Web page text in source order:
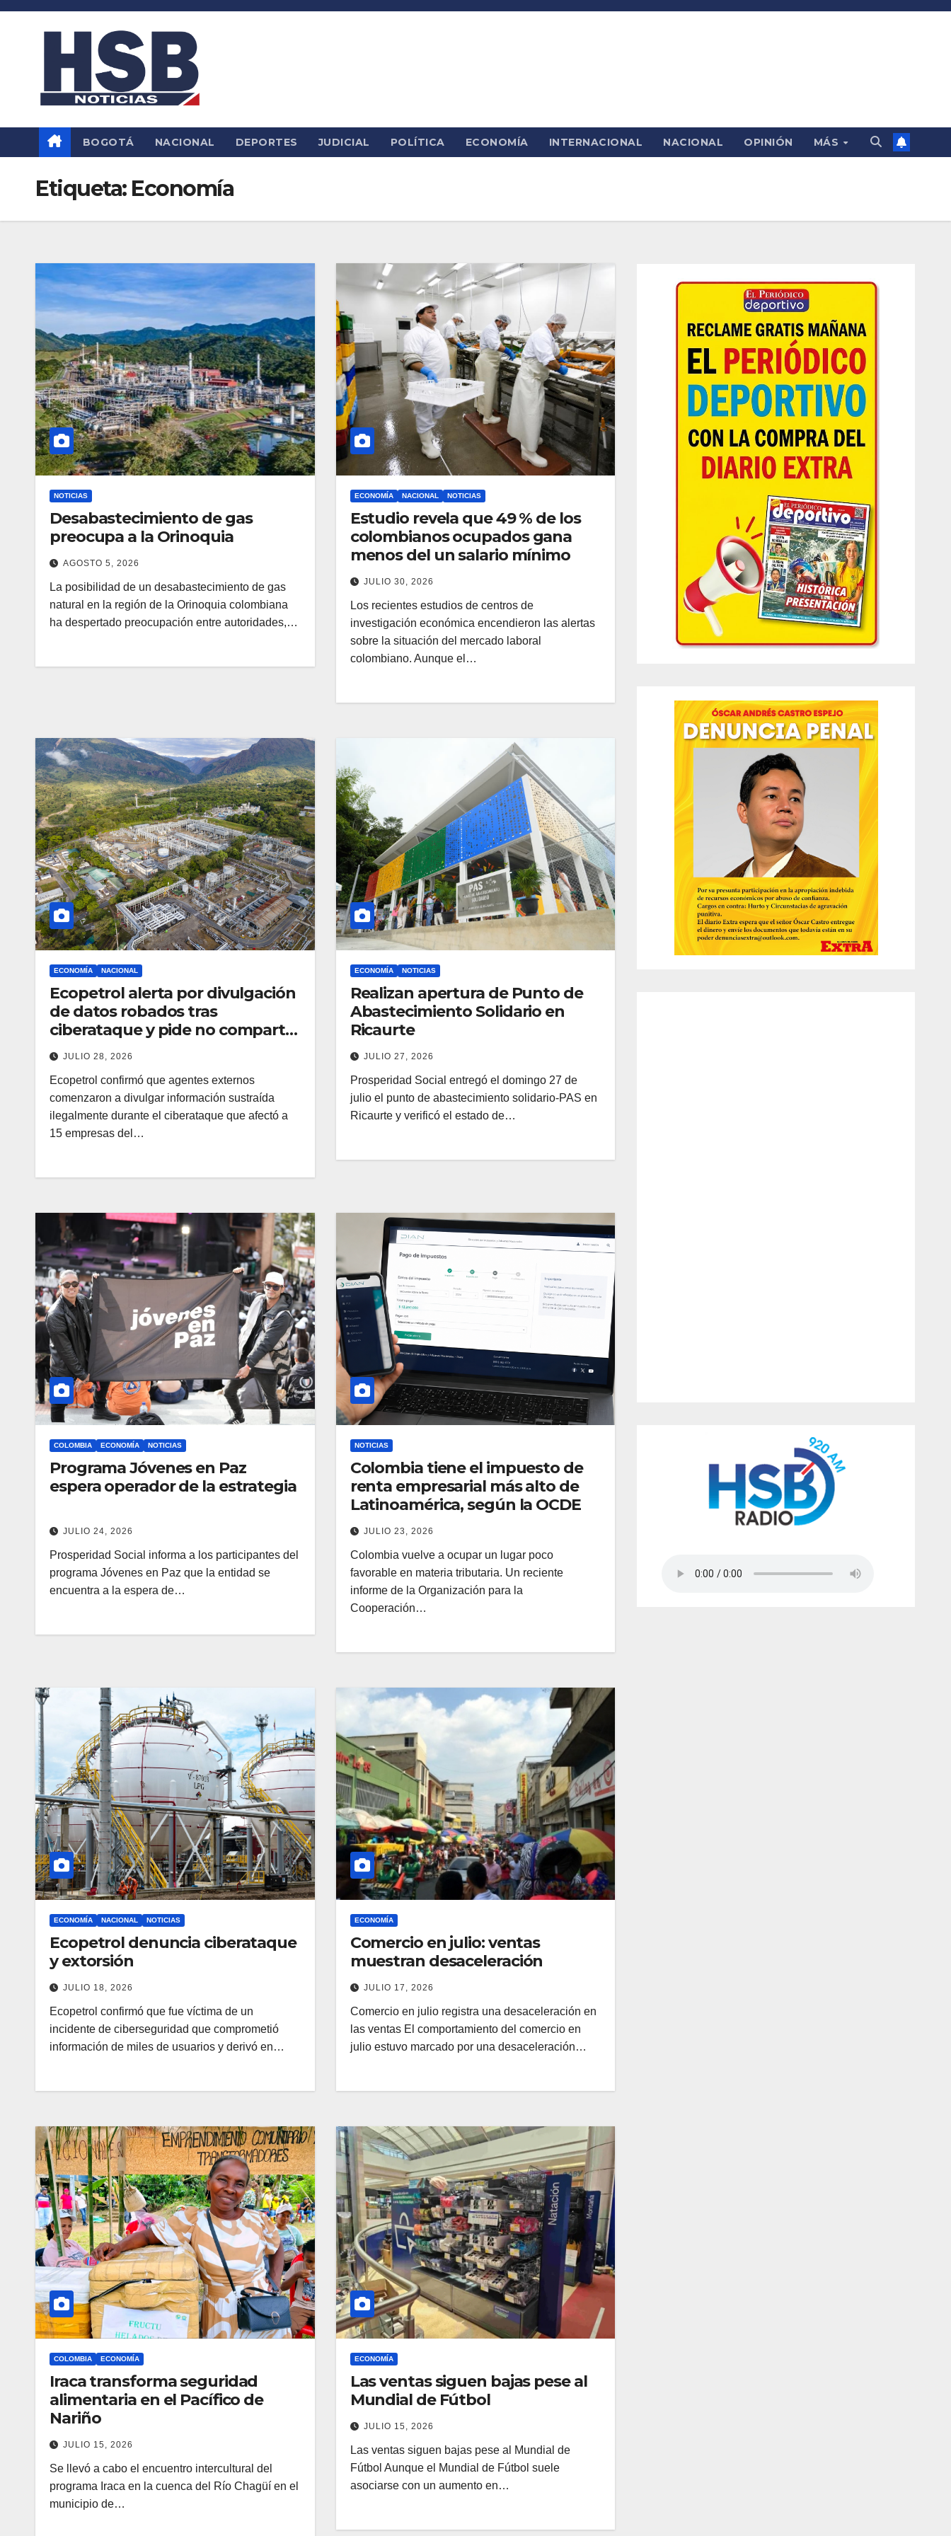
Saltar
BOGOTÁ NACIONAL DEPORTES JUDICIAL POLÍTICA ECONOMÍA INTERNACIONAL NACIONAL OPINIÓN MÁS
Etiqueta: Economía
NOTICIAS
Desabastecimiento de gas
preocupa a la Orinoquia
AGOSTO 5, 2026
La posibilidad de un desabastecimiento de gas
natural en la región de la Orinoquia colombiana
ha despertado preocupación entre autoridades,…
ECONOMÍA NACIONAL NOTICIAS
Estudio revela que 49 % de los
colombianos ocupados gana
menos del un salario mínimo
JULIO 30, 2026
Los recientes estudios de centros de
investigación económica encendieron las alertas
sobre la situación del mercado laboral
colombiano. Aunque el…
ECONOMÍA NACIONAL
Ecopetrol alerta por divulgación
de datos robados tras
ciberataque y pide no compartir
la información
JULIO 28, 2026
Ecopetrol confirmó que agentes externos
comenzaron a divulgar información sustraída
ilegalmente durante el ciberataque que afectó a
15 empresas del…
ECONOMÍA NOTICIAS
Realizan apertura de Punto de
Abastecimiento Solidario en
Ricaurte
JULIO 27, 2026
Prosperidad Social entregó el domingo 27 de
julio el punto de abastecimiento solidario-PAS en
Ricaurte y verificó el estado de…
COLOMBIA ECONOMÍA NOTICIAS
Programa Jóvenes en Paz
espera operador de la estrategia
JULIO 24, 2026
Prosperidad Social informa a los participantes del
programa Jóvenes en Paz que la entidad se
encuentra a la espera de…
NOTICIAS
Colombia tiene el impuesto de
renta empresarial más alto de
Latinoamérica, según la OCDE
JULIO 23, 2026
Colombia vuelve a ocupar un lugar poco
favorable en materia tributaria. Un reciente
informe de la Organización para la
Cooperación…
ECONOMÍA NACIONAL NOTICIAS
Ecopetrol denuncia ciberataque
y extorsión
JULIO 18, 2026
Ecopetrol confirmó que fue víctima de un
incidente de ciberseguridad que comprometió
información de miles de usuarios y derivó en…
ECONOMÍA
Comercio en julio: ventas
muestran desaceleración
JULIO 17, 2026
Comercio en julio registra una desaceleración en
las ventas El comportamiento del comercio en
julio estuvo marcado por una desaceleración…
COLOMBIA ECONOMÍA
Iraca transforma seguridad
alimentaria en el Pacífico de
Nariño
JULIO 15, 2026
Se llevó a cabo el encuentro intercultural del
programa Iraca en la cuenca del Río Chagüí en el
municipio de…
ECONOMÍA
Las ventas siguen bajas pese al
Mundial de Fútbol
JULIO 15, 2026
Las ventas siguen bajas pese al Mundial de
Fútbol Aunque el Mundial de Fútbol suele
asociarse con un aumento en…